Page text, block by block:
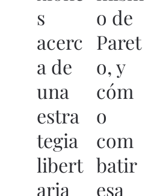
s
acerc
a de
una
estra
tegia
libert
aria
o de
Paret
o, y
cóm
o
com
batir
esa